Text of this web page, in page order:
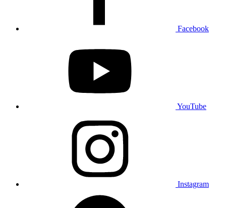
Facebook
YouTube
Instagram